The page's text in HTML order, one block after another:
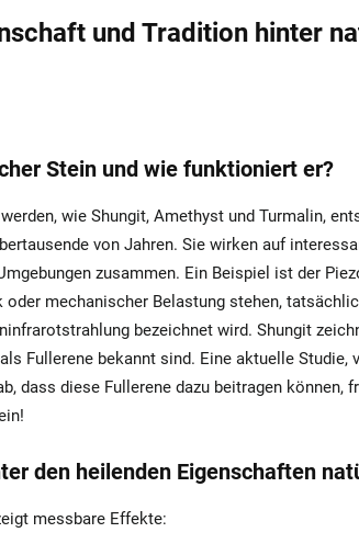
und Tradition hinter
Stein und wie funktioniert er?
wie Shungit, Amethyst und Turmalin,
von Jahren. Sie wirken auf
zusammen. Ein Beispiel ist der
mechanischer Belastung stehen,
bezeichnet wird. Shungit
Fullerene bekannt sind. Eine aktuelle
dass diese Fullerene dazu beitragen können,
den heilenden Eigenschaften
messbare Effekte: